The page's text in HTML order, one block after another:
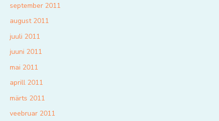
september 2011
august 2011
juuli 2011
juuni 2011
mai 2011
aprill 2011
märts 2011
veebruar 2011